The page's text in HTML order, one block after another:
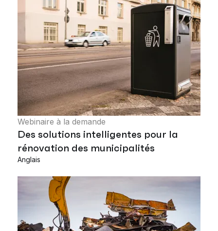
Webinaire à la demande
Des solutions intelligentes pour la
rénovation des municipalités
Anglais